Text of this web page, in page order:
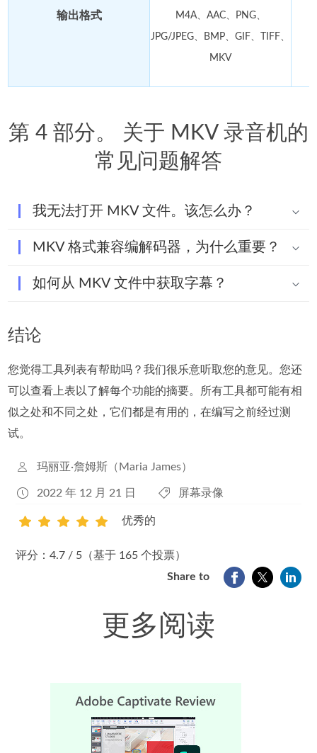
输出格式 M4A、AAC、PNG、
JPG/JPEG、BMP、GIF、TIFF、
MKV
第 4 部分。 关于 MKV 录音机的
常见问题解答
我无法打开 MKV 文件。该怎么办？
MKV 格式兼容编解码器，为什么重要？
如何从 MKV 文件中获取字幕？
结论
您觉得工具列表有帮助吗？我们很乐意听取您的意见。您还
可以查看上表以了解每个功能的摘要。所有工具都可能有相
似之处和不同之处，它们都是有用的，在编写之前经过测
试。
玛丽亚·詹姆斯（Maria James）
2022 年 12 月 21 日 屏幕录像
1 5
优秀的
评分：4.7 / 5（基于 165 个投票）
Share to
更多阅读